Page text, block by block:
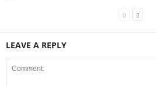
LEAVE A REPLY